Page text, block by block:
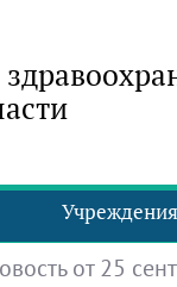
Учреждения
от 25